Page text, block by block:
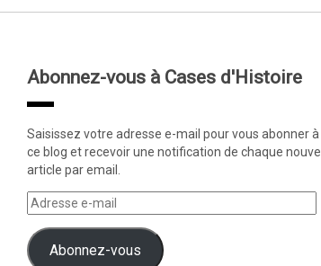
Abonnez-vous à Cases d'Histoire
Saisissez votre adresse e-mail pour vous abonner à
ce blog et recevoir une notification de chaque nouvel
article par email.
Abonnez-vous